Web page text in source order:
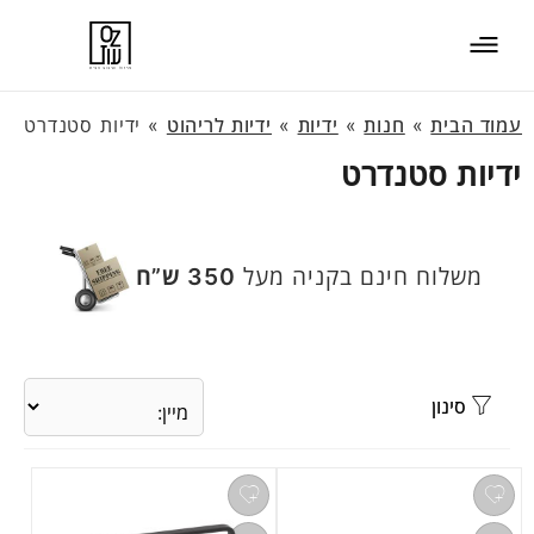
עמוד הבית» חנות» ידיות » ידיות לריהוט » ידיות סטנדרט
ידיות סטנדרט
משלוח חינם בקניה מעל 350 ש”ח
סינון